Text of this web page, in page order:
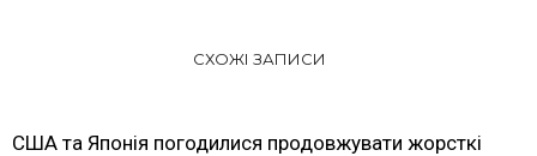
СХОЖІ ЗАПИСИ
США та Японія погодилися продовжувати жорсткі